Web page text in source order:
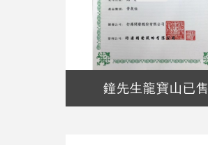
鐘先生龍寶山已售